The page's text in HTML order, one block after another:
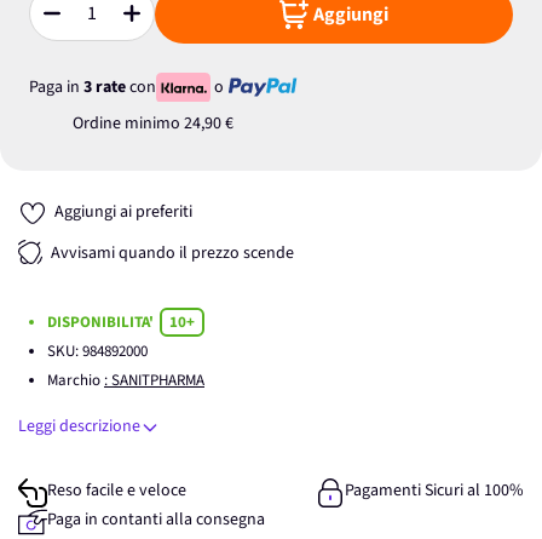
Quantità Aggiungi
Paga in 3 ratecon
o
Ordine minimo 24,90 €
Aggiungi ai preferiti
Avvisami quando il prezzo scende
DISPONIBILITA'
10+
SKU:984892000
Marchio : SANITPHARMA
Leggi descrizione
Reso facile e veloce
Pagamenti Sicuri al 100%
Paga in contanti alla consegna